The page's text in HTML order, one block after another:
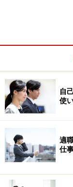
グローバル
に仕事がで
それは「べらぼ
ーガーのイチロ
した山中伸弥教
どを見れば一目
自
使
適
仕